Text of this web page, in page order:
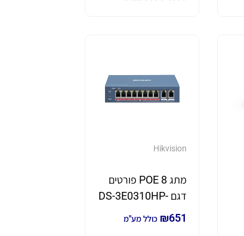
Hikvision
מתג 8 POE פורטים
דגם DS-3E0310HP-
E
₪651 כולל מע"מ